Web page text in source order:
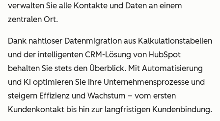
verwalten Sie alle Kontakte und Daten an einem
zentralen Ort.
Dank nahtloser Datenmigration aus Kalkulationstabellen
und der intelligenten CRM-Lösung von HubSpot
behalten Sie stets den Überblick. Mit Automatisierung
und KI optimieren Sie Ihre Unternehmensprozesse und
steigern Effizienz und Wachstum – vom ersten
Kundenkontakt bis hin zur langfristigen Kundenbindung.